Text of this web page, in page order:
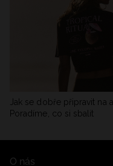
Jak se dobře připravit na
Poradíme, co si sbalit
O nás